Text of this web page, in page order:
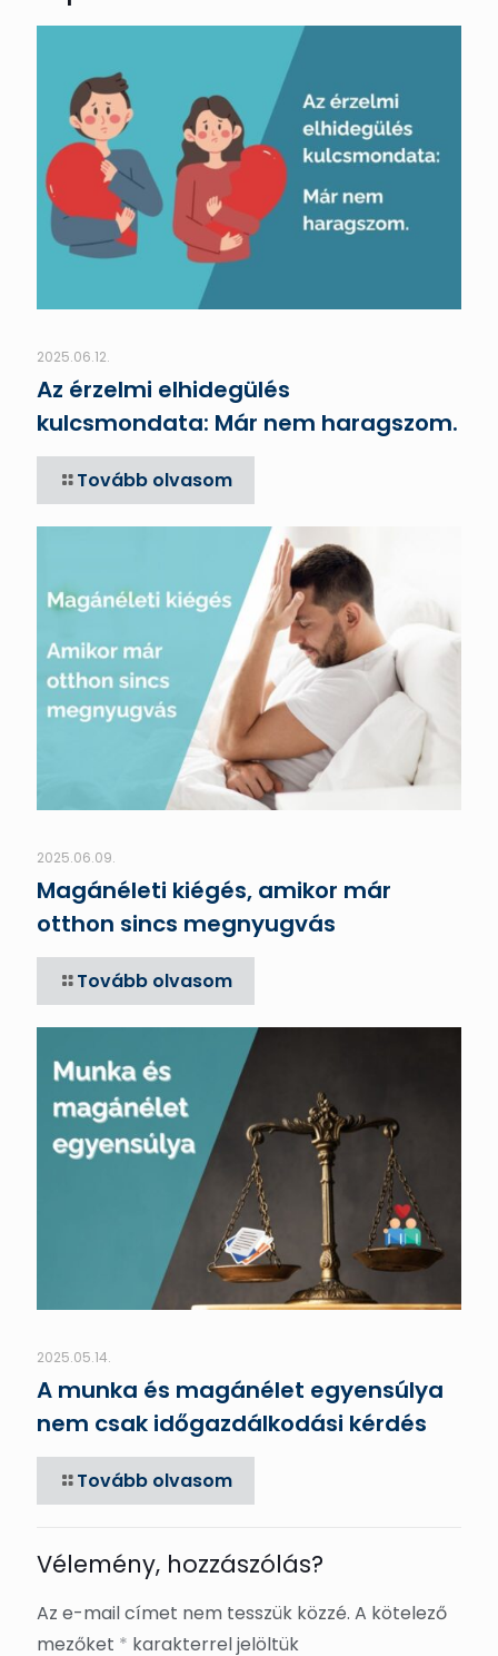
2025.06.12.
Az érzelmi elhidegülés
kulcsmondata: Már nem haragszom.
Tovább olvasom
2025.06.09.
Magánéleti kiégés, amikor már
otthon sincs megnyugvás
Tovább olvasom
2025.05.14.
A munka és magánélet egyensúlya
nem csak időgazdálkodási kérdés
Tovább olvasom
Vélemény, hozzászólás?
Az e-mail címet nem tesszük közzé. A kötelező
mezőket * karakterrel jelöltük